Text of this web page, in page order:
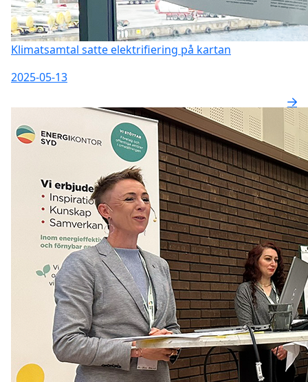
Klimatsamtal satte elektrifiering på kartan
2025-05-13